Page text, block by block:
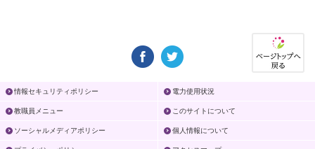
情報セキュリティポリシー 電力使用状況
教職員メニュー このサイトについて
ソーシャルメディアポリシー 個人情報について